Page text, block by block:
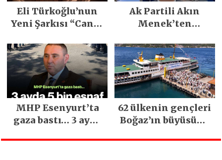
Eli Türkoğlu’nun
Yeni Şarkısı “Canın
İlgi Gördü!..
Ak Partili Akın
Menek’ten
heyelan sonrası
kritik uyarı
MHP Esenyurt’ta
gaza bastı… 3 ayda
edildi
62 ülkenin gençleri
Boğaz’ın büyüsüne